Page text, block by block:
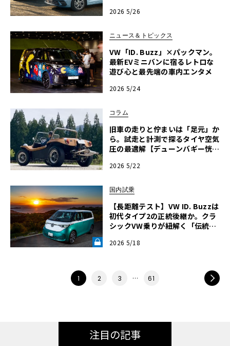
2026 5/26
ニュース＆トピックス
VW「ID. Buzz」×パックマン。
最新EVミニバンに宿るレトロな
遊び心と最先端の車内エンタメ
2026 5/24
コラム
旧車の走りと佇まいは「足元」か
ら。試走と計測で探るタイヤ空気
圧の最適解【デューンバギー恍惚
2026 5/22
国内試乗
【長距離テスト】VW ID. Buzzは
初代タイプ2の正統後継か。クラ
シックVW乗りが紐解く「伝統の
アル」《LE VOLANT LAB》
2026 5/18
1 2 3 … 61
注目の記事